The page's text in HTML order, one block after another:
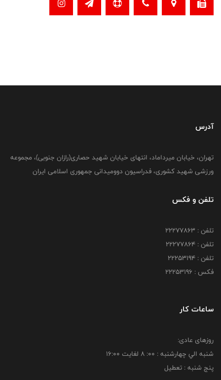
آدرس
تهران، خیابان میرداماد، انتهای خیابان شهید حصاری(رازان جنوبی)، مجموعه
ورزشی شهید کشوری، فدراسیون دوومیدانی جمهوری اسلامی ایران
تلفن و فکس
تلفن : 22277863
تلفن : 22277864
تلفن : 22253194
فکس : 22253196
ساعات کار
روزهای عادی:
شنبه الي چهارشنبه : 00: 8 لغايت 16:00
پنج شنبه : تعطیل